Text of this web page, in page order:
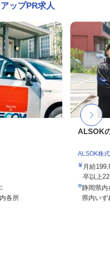
ップPR求人
各所
ALSOK
ALSOK株
月給
卒以上
静岡県
県内いず